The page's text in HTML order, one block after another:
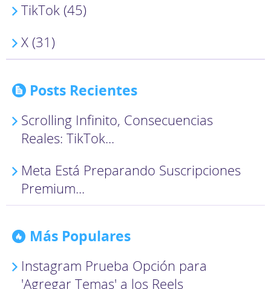
TikTok (45)
X (31)
Posts Recientes
Scrolling Infinito, Consecuencias
Reales: TikTok...
Meta Está Preparando Suscripciones
Premium...
Más Populares
Instagram Prueba Opción para
'Agregar Temas' a los Reels